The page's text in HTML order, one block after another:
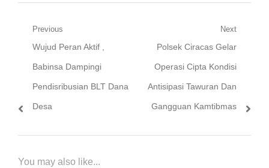
Navigasi
pos
Previous
Previous
post:
Wujud Peran Aktif ,
Babinsa Dampingi
Pendisribusian BLT Dana
Desa
Next
Next
post:
Polsek Ciracas Gelar
Operasi Cipta Kondisi
Antisipasi Tawuran Dan
Gangguan Kamtibmas
You may also like...